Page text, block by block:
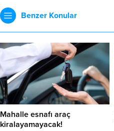
Benzer Konular
Mahalle esnafı araç
kiralayamayacak!